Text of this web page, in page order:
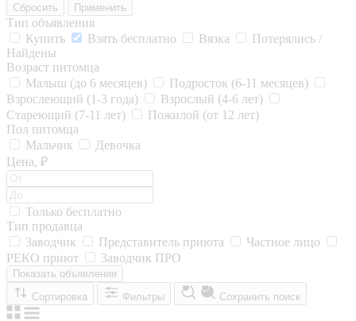
Сбросить Применить
Тип объявления
Купить
Взять бесплатно Вязка
Потерялись /
Найдены
Возраст питомца
Малыш (до 6 месяцев)
Подросток (6-11 месяцев)
Взрослеющий (1-3 года)
Взрослый (4-6 лет)
Стареющий (7-11 лет)
Пожилой (от 12 лет)
Пол питомца
Мальчик
Девочка
Цена, ₽
Только бесплатно
Тип продавца
Заводчик
Представитель приюта
Частное лицо
РЕКО приют
Заводчик ПРО
Показать объявления
Сортировка
Фильтры Сохранить поиск